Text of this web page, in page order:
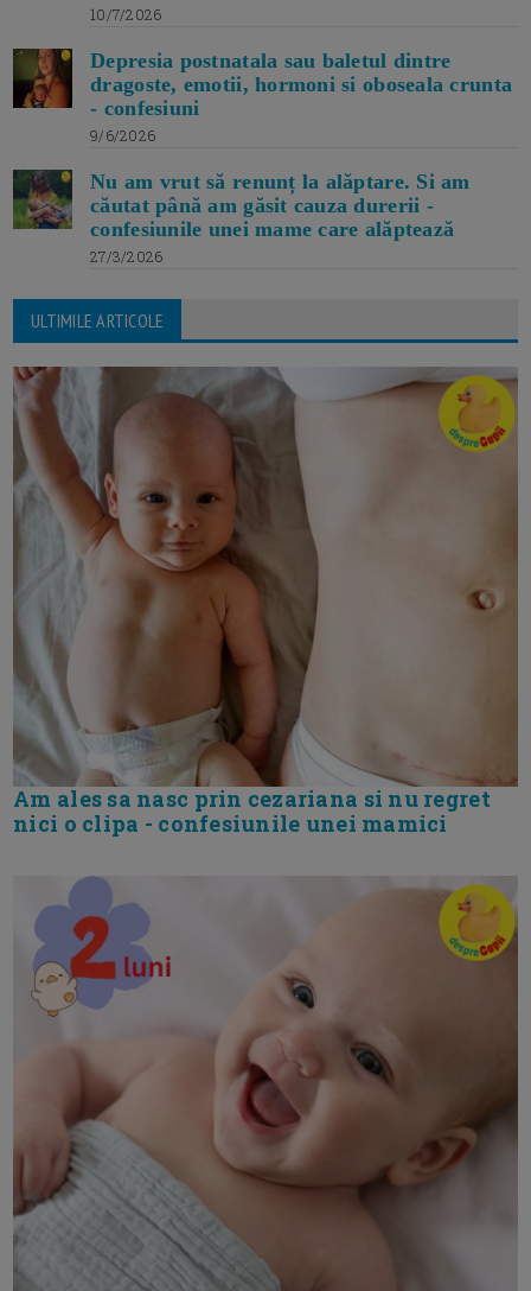
10/7/2026
Depresia postnatala sau baletul dintre
dragoste, emotii, hormoni si oboseala crunta
- confesiuni
9/6/2026
Nu am vrut să renunț la alăptare. Si am
căutat până am găsit cauza durerii -
confesiunile unei mame care alăptează
27/3/2026
ULTIMILE ARTICOLE
Am ales sa nasc prin cezariana si nu regret
nici o clipa - confesiunile unei mamici